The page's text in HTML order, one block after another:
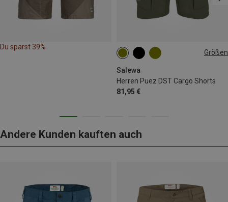
Du sparst 39%
Größen
Salewa
Herren Puez DST Cargo Shorts
81,95 €
M L XL
Andere Kunden kauften auch